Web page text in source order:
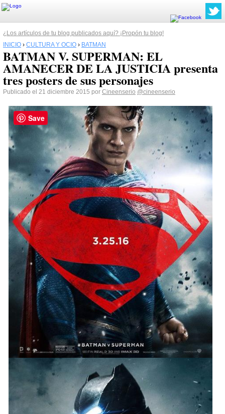
¿Los artículos de tu blog publicados aquí? ¡Propón tu blog!
INICIO › CULTURA Y OCIO › BATMAN
BATMAN V. SUPERMAN: EL
AMANECER DE LA JUSTICIA presenta
tres posters de sus personajes
Publicado el 21 diciembre 2015 por Cineenserio @cineenserio
Save